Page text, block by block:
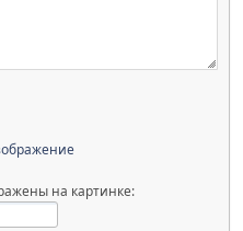
на картинке: